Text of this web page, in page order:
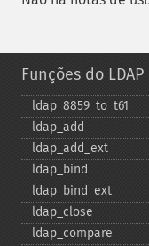
Funções do LDAP
ldap_​8859_​to_​t61
ldap_​add
ldap_​add_​ext
ldap_​bind
ldap_​bind_​ext
ldap_​close
ldap_​compare